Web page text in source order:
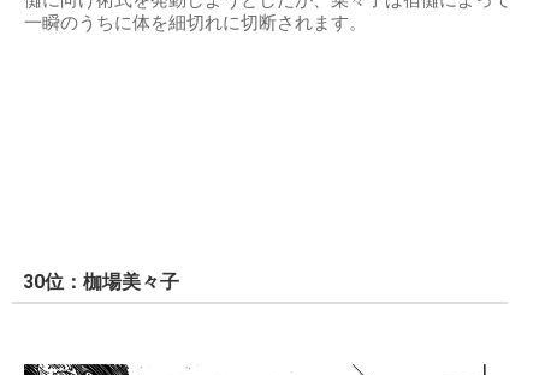
一瞬のうちに体を細切れに切断されます。
30位：枷場美々子